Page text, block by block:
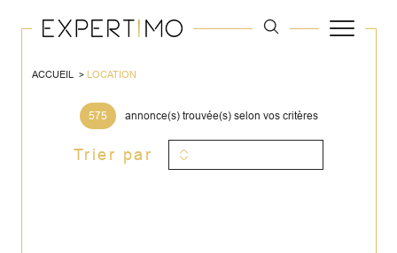
ACCUEIL LOCATION
575 annonce(s) trouvée(s) selon vos critères
Trier par